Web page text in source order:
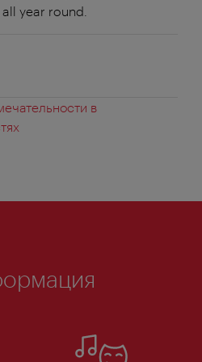
year round.
в